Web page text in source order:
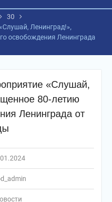
30
Ленинград!»,
освобождения Ленинграда
«Слушай,
80-летию
Ленинграда от